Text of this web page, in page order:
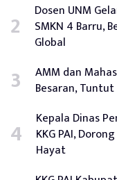
Dosen UNM
SMKN 4 Barru,
Global
AMM dan
Besaran,
Kepala Dinas
KKG PAI,
Hayat